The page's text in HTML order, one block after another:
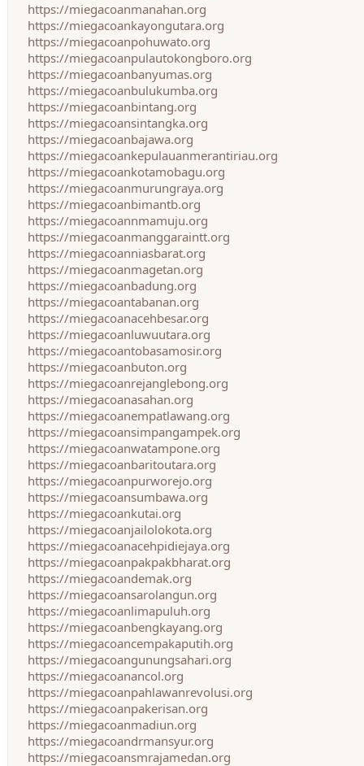
https://miegacoanmanahan.org
https://miegacoankayongutara.org
https://miegacoanpohuwato.org
https://miegacoanpulautokongboro.org
https://miegacoanbanyumas.org
https://miegacoanbulukumba.org
https://miegacoanbintang.org
https://miegacoansintangka.org
https://miegacoanbajawa.org
https://miegacoankepulauanmerantiriau.org
https://miegacoankotamobagu.org
https://miegacoanmurungraya.org
https://miegacoanbimantb.org
https://miegacoannmamuju.org
https://miegacoanmanggaraintt.org
https://miegacoanniasbarat.org
https://miegacoanmagetan.org
https://miegacoanbadung.org
https://miegacoantabanan.org
https://miegacoanacehbesar.org
https://miegacoanluwuutara.org
https://miegacoantobasamosir.org
https://miegacoanbuton.org
https://miegacoanrejanglebong.org
https://miegacoanasahan.org
https://miegacoanempatlawang.org
https://miegacoansimpangampek.org
https://miegacoanwatampone.org
https://miegacoanbaritoutara.org
https://miegacoanpurworejo.org
https://miegacoansumbawa.org
https://miegacoankutai.org
https://miegacoanjailolokota.org
https://miegacoanacehpidiejaya.org
https://miegacoanpakpakbharat.org
https://miegacoandemak.org
https://miegacoansarolangun.org
https://miegacoanlimapuluh.org
https://miegacoanbengkayang.org
https://miegacoancempakaputih.org
https://miegacoangunungsahari.org
https://miegacoanancol.org
https://miegacoanpahlawanrevolusi.org
https://miegacoanpakerisan.org
https://miegacoanmadiun.org
https://miegacoandrmansyur.org
https://miegacoansmrajamedan.org